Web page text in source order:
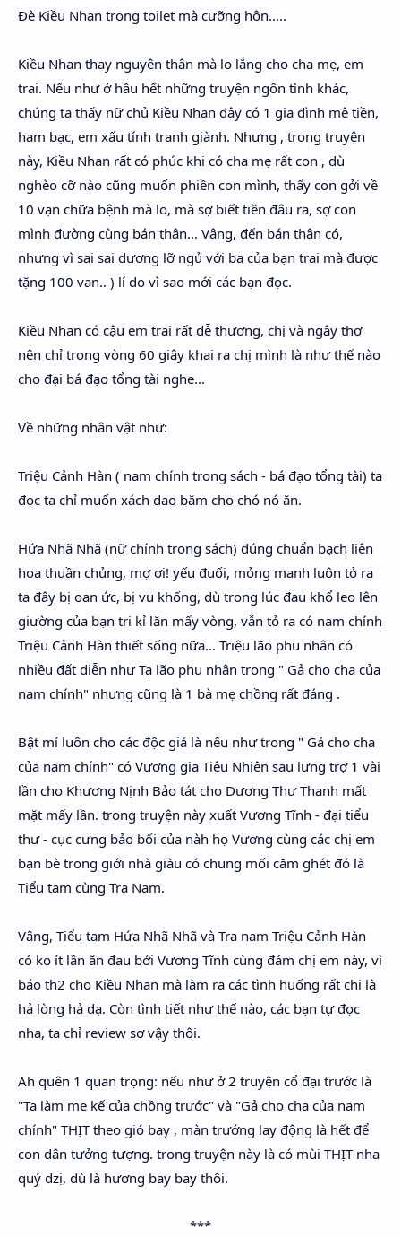
Đè Kiều Nhan trong toilet mà cưỡng hôn.....
Kiều Nhan thay nguyên thân mà lo lắng cho cha mẹ, em
trai. Nếu như ở hầu hết những truyện ngôn tình khác,
chúng ta thấy nữ chủ Kiều Nhan đây có 1 gia đình mê tiền,
ham bạc, em xấu tính tranh giành. Nhưng , trong truyện
này, Kiều Nhan rất có phúc khi có cha mẹ rất con , dù
nghèo cỡ nào cũng muốn phiền con mình, thấy con gởi về
10 vạn chữa bệnh mà lo, mà sợ biết tiền đâu ra, sợ con
mình đường cùng bán thân... Vâng, đến bán thân có,
nhưng vì sai sai dương lỡ ngủ với ba của bạn trai mà được
tặng 100 van.. ) lí do vì sao mới các bạn đọc.
Kiều Nhan có cậu em trai rất dễ thương, chị và ngây thơ
nên chỉ trong vòng 60 giây khai ra chị mình là như thế nào
cho đại bá đạo tổng tài nghe...
Về những nhân vật như:
Triệu Cảnh Hàn ( nam chính trong sách - bá đạo tổng tài) ta
đọc ta chỉ muốn xách dao băm cho chó nó ăn.
Hứa Nhã Nhã (nữ chính trong sách) đúng chuẩn bạch liên
hoa thuần chủng, mợ ơi! yếu đuối, mỏng manh luôn tỏ ra
ta đây bị oan ức, bị vu khống, dù trong lúc đau khổ leo lên
giường của bạn tri kỉ lăn mấy vòng, vẫn tỏ ra có nam chính
Triệu Cảnh Hàn thiết sống nữa... Triệu lão phu nhân có
nhiều đất diễn như Tạ lão phu nhân trong " Gả cho cha của
nam chính" nhưng cũng là 1 bà mẹ chồng rất đáng .
Bật mí luôn cho các độc giả là nếu như trong " Gả cho cha
của nam chính" có Vương gia Tiêu Nhiên sau lưng trợ 1 vài
lần cho Khương Nịnh Bảo tát cho Dương Thư Thanh mất
mặt mấy lần. trong truyện này xuất Vương Tĩnh - đại tiểu
thư - cục cưng bảo bối của nàh họ Vương cùng các chị em
bạn bè trong giới nhà giàu có chung mối căm ghét đó là
Tiểu tam cùng Tra Nam.
Vâng, Tiểu tam Hứa Nhã Nhã và Tra nam Triệu Cảnh Hàn
có ko ít lần ăn đau bởi Vương Tĩnh cùng đám chị em này, vì
báo th2 cho Kiều Nhan mà làm ra các tình huống rất chi là
hả lòng hả dạ. Còn tình tiết như thế nào, các bạn tự đọc
nha, ta chỉ review sơ vậy thôi.
Ah quên 1 quan trọng: nếu như ở 2 truyện cổ đại trước là
"Ta làm mẹ kế của chồng trước" và "Gả cho cha của nam
chính" THỊT theo gió bay , màn trướng lay động là hết để
con dân tưởng tượng. trong truyện này là có mùi THỊT nha
quý dzị, dù là hương bay bay thôi.
***